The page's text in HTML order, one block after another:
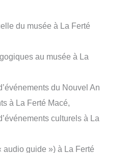
du musée à La Ferté
au musée à La
du Nouvel An
à La Ferté Macé,
culturels à La
audio guide ») à La Ferté